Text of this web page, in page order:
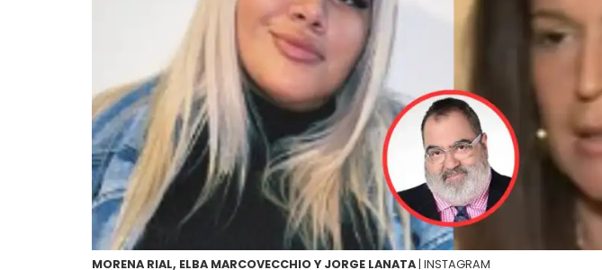
MORENA RIAL, ELBA MARCOVECCHIO Y JORGE LANATA | INSTAGRAM